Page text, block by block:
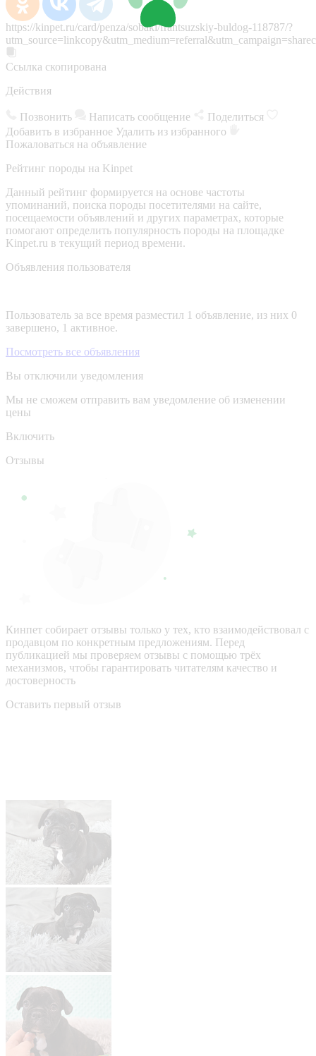
https://kinpet.ru/card/penza/sobaki/frantsuzskiy-buldog-118787/?
Ссылка скопирована
Действия
Позвонить Написать сообщение
Поделиться
Добавить в избранное Удалить из избранного
Пожаловаться на объявление
Рейтинг породы на Kinpet
Данный рейтинг формируется на основе частоты
упоминаний, поиска породы посетителями на сайте,
посещаемости объявлений и других параметрах, которые
помогают определить популярность породы на площадке
Kinpet.ru в текущий период времени.
Объявления пользователя
Пользователь за все время разместил 1 объявление, из них 0
завершено, 1 активное.
Посмотреть все объявления
Вы отключили уведомления
Мы не сможем отправить вам уведомление об изменении
цены
Включить
Отзывы
Кинпет собирает отзывы только у тех, кто взаимодействовал с
продавцом по конкретным предложениям. Перед
публикацией мы проверяем отзывы с помощью трёх
механизмов, чтобы гарантировать читателям качество и
достоверность
Оставить первый отзыв